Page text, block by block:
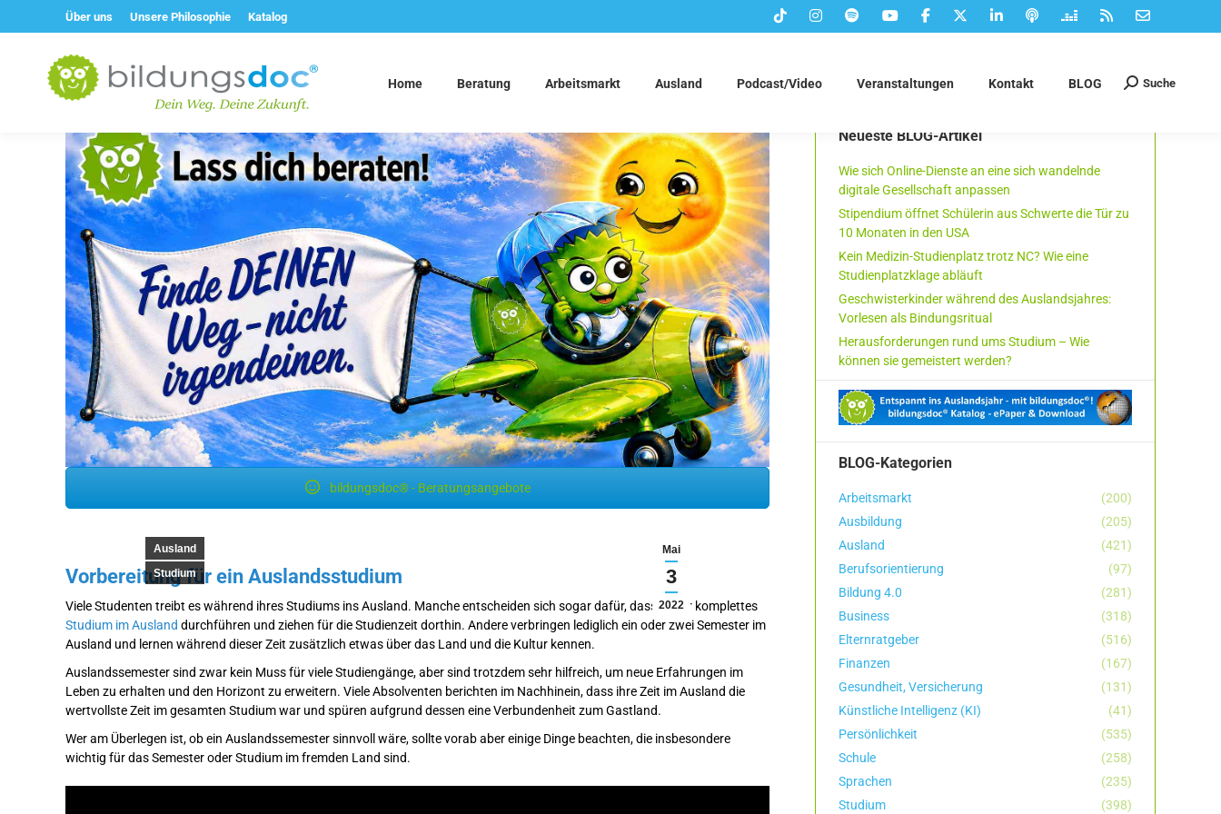
Über uns Unsere Philosophie Katalog
Home Beratung Arbeitsmarkt Ausland Podcast/Video Veranstaltungen Kontakt BLOG Suchen:
Suche
bildungsdoc® - Beratungsangebote
Mai
3
2022
Ausland
Studium
Vorbereitung für ein Auslandsstudium
Viele Studenten treibt es während ihres Studiums ins Ausland. Manche entscheiden sich sogar dafür, dass sie ihr komplettes
Studium im Ausland durchführen und ziehen für die Studienzeit dorthin. Andere verbringen lediglich ein oder zwei Semester im
Ausland und lernen während dieser Zeit zusätzlich etwas über das Land und die Kultur kennen.
Auslandssemester sind zwar kein Muss für viele Studiengänge, aber sind trotzdem sehr hilfreich, um neue Erfahrungen im
Leben zu erhalten und den Horizont zu erweitern. Viele Absolventen berichten im Nachhinein, dass ihre Zeit im Ausland die
wertvollste Zeit im gesamten Studium war und spüren aufgrund dessen eine Verbundenheit zum Gastland.
Wer am Überlegen ist, ob ein Auslandssemester sinnvoll wäre, sollte vorab aber einige Dinge beachten, die insbesondere
wichtig für das Semester oder Studium im fremden Land sind.
Neueste BLOG-Artikel
Wie sich Online-Dienste an eine sich wandelnde
digitale Gesellschaft anpassen
Stipendium öffnet Schülerin aus Schwerte die Tür zu
10 Monaten in den USA
Kein Medizin-Studienplatz trotz NC? Wie eine
Studienplatzklage abläuft
Geschwisterkinder während des Auslandsjahres:
Vorlesen als Bindungsritual
Herausforderungen rund ums Studium – Wie
können sie gemeistert werden?
BLOG-Kategorien
Arbeitsmarkt
(200)
Ausbildung
(205)
Ausland
(421)
Berufsorientierung
(97)
Bildung 4.0
(281)
Business
(318)
Elternratgeber
(516)
Finanzen
(167)
Gesundheit, Versicherung
(131)
Künstliche Intelligenz (KI)
(41)
Persönlichkeit
(535)
Schule
(258)
Sprachen
(235)
Studium
(398)